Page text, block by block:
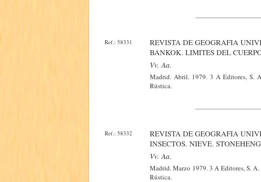
Ref.: 58331
REVISTA DE GEOGRAFIA
BANKOK. LIMITES DEL
Vv. Aa.
Madrid. Abril. 1979. 3 A Editores, S.
Rústica.
Ref.: 58332
REVISTA DE GEOGRAFIA
INSECTOS. NIEVE.
Vv. Aa.
Madrid. Marzo 1979. 3 A Editores, S.
Rústica.